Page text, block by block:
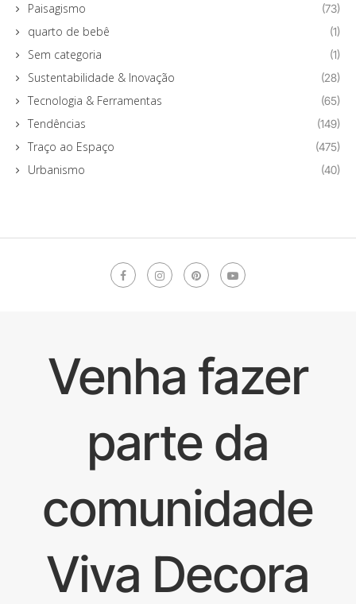
Paisagismo (73)
quarto de bebê (1)
Sem categoria (1)
Sustentabilidade & Inovação (28)
Tecnologia & Ferramentas (65)
Tendências (149)
Traço ao Espaço (475)
Urbanismo (40)
Venha fazer
parte da
comunidade
Viva Decora